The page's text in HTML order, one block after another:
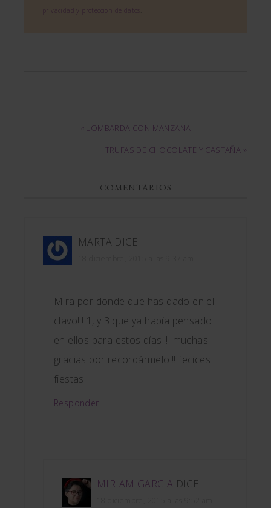
privacidad y protección de datos
« LOMBARDA CON MANZANA
TRUFAS DE CHOCOLATE Y CASTAÑA »
COMENTARIOS
MARTA DICE
Mira por donde que has dado en el
clavo!!! 1, y 3 que ya había pensado
en ellos para estos días!!!! muchas
gracias por recordármelo!!! fecices
fiestas!!
Responder
MIRIAM GARCIA DICE